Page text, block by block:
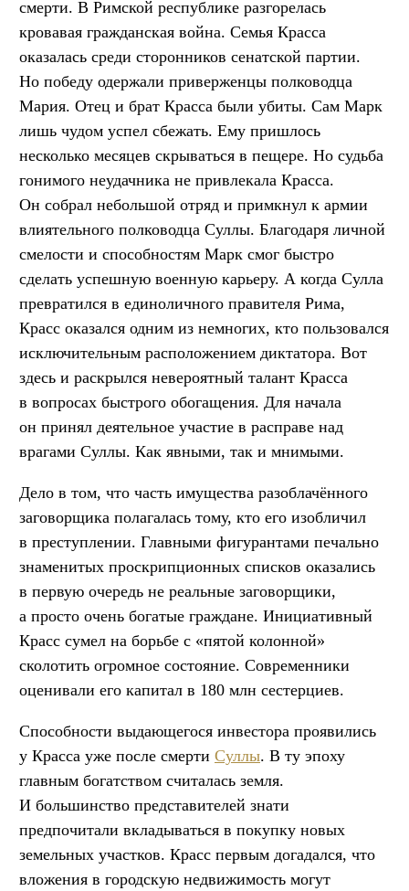
смерти. В Римской республике разгорелась
кровавая гражданская война. Семья Красса
оказалась среди сторонников сенатской партии.
Но победу одержали приверженцы полководца
Мария. Отец и брат Красса были убиты. Сам Марк
лишь чудом успел сбежать. Ему пришлось
несколько месяцев скрываться в пещере. Но судьба
гонимого неудачника не привлекала Красса.
Он собрал небольшой отряд и примкнул к армии
влиятельного полководца Суллы. Благодаря личной
смелости и способностям Марк смог быстро
сделать успешную военную карьеру. А когда Сулла
превратился в единоличного правителя Рима,
Красс оказался одним из немногих, кто пользовался
исключительным расположением диктатора. Вот
здесь и раскрылся невероятный талант Красса
в вопросах быстрого обогащения. Для начала
он принял деятельное участие в расправе над
врагами Суллы. Как явными, так и мнимыми.
Дело в том, что часть имущества разоблачённого
заговорщика полагалась тому, кто его изобличил
в преступлении. Главными фигурантами печально
знаменитых проскрипционных списков оказались
в первую очередь не реальные заговорщики,
а просто очень богатые граждане. Инициативный
Красс сумел на борьбе с «пятой колонной»
сколотить огромное состояние. Современники
оценивали его капитал в 180 млн сестерциев.
Способности выдающегося инвестора проявились
у Красса уже после смерти Суллы. В ту эпоху
главным богатством считалась земля.
И большинство представителей знати
предпочитали вкладываться в покупку новых
земельных участков. Красс первым догадался, что
вложения в городскую недвижимость могут